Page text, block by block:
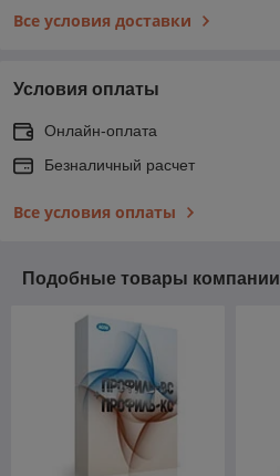
Все условия доставки
Условия оплаты
Онлайн-оплата
Безналичный расчет
Все условия оплаты
Подобные товары компании